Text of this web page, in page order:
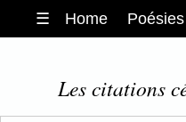
☰ Home Poésies
Les citations